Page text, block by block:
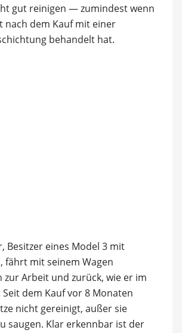
gut reinigen — zumindest wenn
nach dem Kauf mit einer
behandelt hat.
Besitzer eines Model 3 mit
fährt mit seinem Wagen
zur Arbeit und zurück, wie er im
dem Kauf vor 8 Monaten
nicht gereinigt, außer sie
saugen. Klar erkennbar ist der